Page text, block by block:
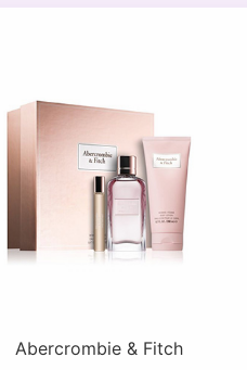
Abercrombie & Fitch